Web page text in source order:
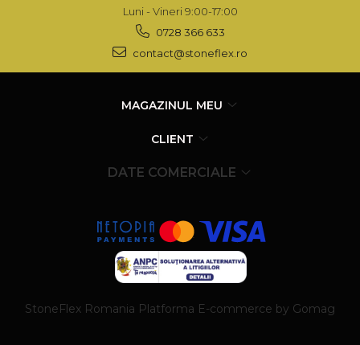
Luni - Vineri 9:00-17:00
0728 366 633
contact@stoneflex.ro
MAGAZINUL MEU
CLIENT
DATE COMERCIALE
StoneFlex Romania Platforma E-commerce by Gomag